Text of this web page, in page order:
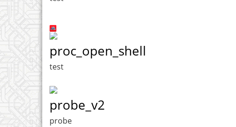
proc_open_shell
test
probe_v2
probe